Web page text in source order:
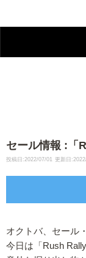
セール情報 :「
投稿日:2022/07/01 更新日
オクトバ、セール
今日は「Rush